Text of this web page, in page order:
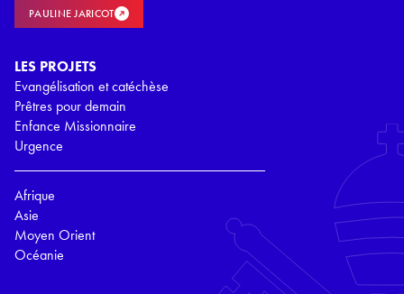
PAULINE JARICOT
LES PROJETS
Evangélisation et catéchèse
Prêtres pour demain
Enfance Missionnaire
Urgence
Afrique
Asie
Moyen Orient
Océanie